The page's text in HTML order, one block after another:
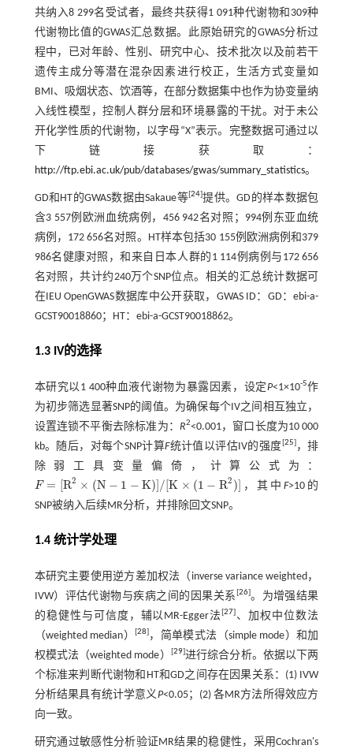
共纳入8 299名受试者，最终共获得1 091种代谢物和309种
代谢物比值的GWAS汇总数据。此原始研究的GWAS分析过
程中，已对年龄、性别、研究中心、技术批次以及前若干
遗传主成分等潜在混杂因素进行校正，生活方式变量如
BMI、吸烟状态、饮酒等，在部分数据集中也作为协变量纳
入线性模型，控制人群分层和环境暴露的干扰。对于未公
开化学性质的代谢物，以字母“X”表示。完整数据可通过以
下链接获取：
http://ftp.ebi.ac.uk/pub/databases/gwas/summary_statistics。
GD和HT的GWAS数据由Sakaue等 24 提供。GD的样本数据包
含3 557例欧洲血统病例，456 942名对照；994例东亚血统
病例，172 656名对照。HT样本包括30 155例欧洲病例和379
986名健康对照，和来自日本人群的1 114例病例与172 656
名对照，共计约240万个SNP位点。相关的汇总统计数据可
在IEU OpenGWAS数据库中公开获取，GWAS ID：GD：ebi-a-
GCST90018860；HT：ebi-a-GCST90018862。
1.3 IV的选择
本研究以1 400种血液代谢物为暴露因素，设定P<1×10-5作
为初步筛选显著SNP的阈值。为确保每个IV之间相互独立，
设置连锁不平衡去除标准为： R2<0.001，窗口长度为10 000
kb。随后，对每个SNP计算F统计值以评估IV的强度 25 ，排
除弱工具变量偏倚，计算公式为：
F = [R2 × (N − 1 − K)]/[K × (1 − R2 )]
F= [R2 ×(N- 1-K )]/[ K×( 1- R2 )] ，其中F>10的
SNP被纳入后续MR分析，并排除回文SNP。
1.4 统计学处理
本研究主要使用逆方差加权法（inverse variance weighted，
IVW）评估代谢物与疾病之间的因果关系 26] 。为增强结果
的稳健性与可信度，辅以MR-Egger法 [27 、加权中位数法
（weighted median） [28 ，简单模式法（simple mode）和加
权模式法（weighted mode）
29] 进行综合分析。依据以下两
个标准来判断代谢物和HT和GD之间存在因果关系：(1) IVW
分析结果具有统计学意义P<0.05；(2) 各MR方法所得效应方
向一致。
研究通过敏感性分析验证MR结果的稳健性，采用Cochran's